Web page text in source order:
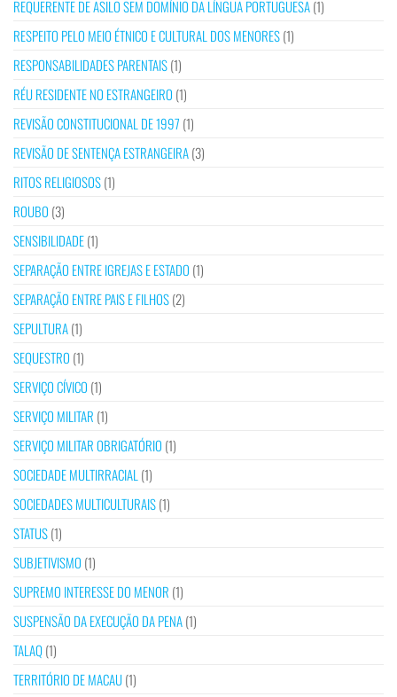
REQUERENTE DE ASILO SEM DOMÍNIO DA LÍNGUA PORTUGUESA(1)
RESPEITO PELO MEIO ÉTNICO E CULTURAL DOS MENORES(1)
RESPONSABILIDADES PARENTAIS(1)
RÉU RESIDENTE NO ESTRANGEIRO (1)
REVISÃO CONSTITUCIONAL DE 1997 (1)
REVISÃO DE SENTENÇA ESTRANGEIRA(3)
RITOS RELIGIOSOS(1)
ROUBO (3)
SENSIBILIDADE(1)
SEPARAÇÃO ENTRE IGREJAS E ESTADO (1)
SEPARAÇÃO ENTRE PAIS E FILHOS(2)
SEPULTURA(1)
SEQUESTRO (1)
SERVIÇO CÍVICO (1)
SERVIÇO MILITAR (1)
SERVIÇO MILITAR OBRIGATÓRIO (1)
SOCIEDADE MULTIRRACIAL (1)
SOCIEDADES MULTICULTURAIS(1)
STATUS(1)
SUBJETIVISMO (1)
SUPREMO INTERESSE DO MENOR (1)
SUSPENSÃO DA EXECUÇÃO DA PENA(1)
TALAQ(1)
TERRITÓRIO DE MACAU(1)